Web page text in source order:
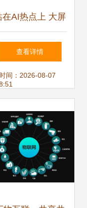
在AI热点上 大屏
计划发布与物联网
术研发的发展路
查看详情
间：2026-08-07